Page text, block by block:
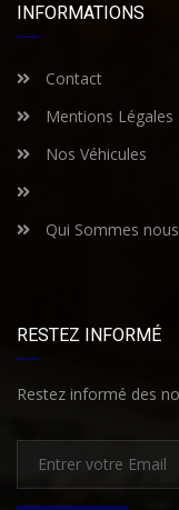
INFORMATIONS
Contact
Mentions Légales
Nos Véhicules
Qui Sommes nous
RESTEZ INFORMÉ
Restez informé des